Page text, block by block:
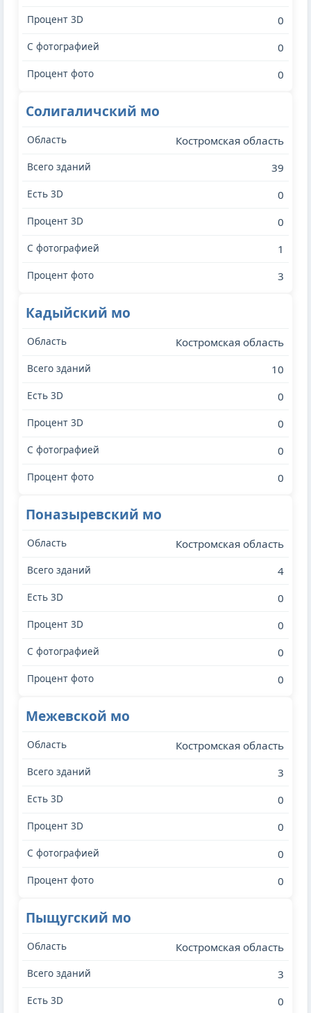
0
0
0
Солигаличский мо
Костромская область
39
0
0
1
3
Кадыйский мо
Костромская область
10
0
0
0
0
Поназыревский мо
Костромская область
4
0
0
0
0
Межевской мо
Костромская область
3
0
0
0
0
Пыщугский мо
Костромская область
3
0